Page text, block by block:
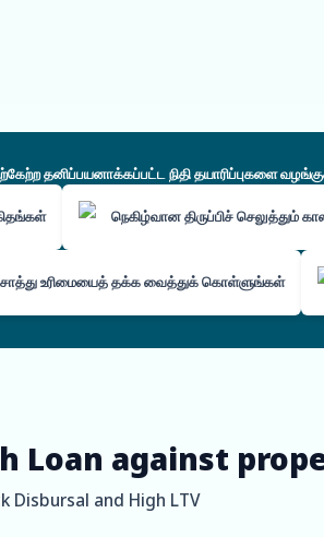
தனிப்பயனாக்கப்பட்ட நிதி தயாரிப்புகளை
நெகிழ்வான திருப்பிச் செலுத்தும்
உரிமையைத் தக்க வைத்துக் கொள்ளுங்கள்
Loan against
Disbursal and High LTV